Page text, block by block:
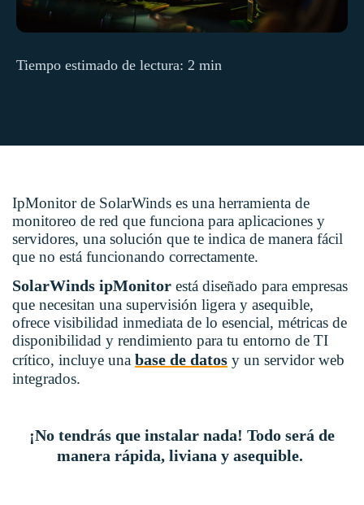
Tiempo estimado de lectura: 2 min
IpMonitor de SolarWinds es una herramienta de
monitoreo de red que funciona para aplicaciones y
servidores, una solución que te indica de manera fácil
que no está funcionando correctamente.
SolarWinds ipMonitor está diseñado para empresas
que necesitan una supervisión ligera y asequible,
ofrece visibilidad inmediata de lo esencial, métricas de
disponibilidad y rendimiento para tu entorno de TI
crítico, incluye una base de datos y un servidor web
integrados.
¡No tendrás que instalar nada! Todo será de
manera rápida, liviana y asequible.